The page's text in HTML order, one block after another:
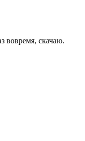
вовремя, скачаю.